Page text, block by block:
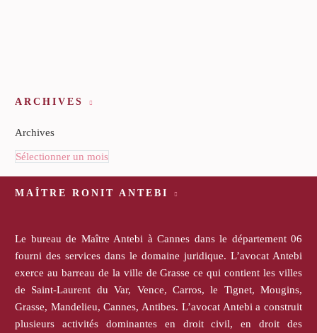
ARCHIVES
Archives
Sélectionner un mois
MAÎTRE RONIT ANTEBI
Le bureau de Maître Antebi à Cannes dans le département 06
fourni des services dans le domaine juridique. L’avocat Antebi
exerce au barreau de la ville de Grasse ce qui contient les villes
de Saint-Laurent du Var, Vence, Carros, le Tignet, Mougins,
Grasse, Mandelieu, Cannes, Antibes. L’avocat Antebi a construit
plusieurs activités dominantes en droit civil, en droit des